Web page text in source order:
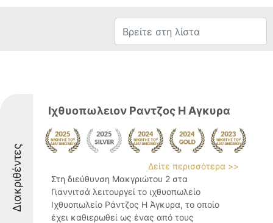
Διακριθέντες
Ιχθυοπωλειον Ραντζος Η Αγκυρα
Δείτε περισσότερα >>
Στη διεύθυνση Μακγριώτου 2 στα
Γιαννιτσά λειτουργεί το ιχθυοπωλείο
Ιχθυοπωλείο Ράντζος Η Άγκυρα, το οποίο
έχει καθιερωθεί ως ένας από τους